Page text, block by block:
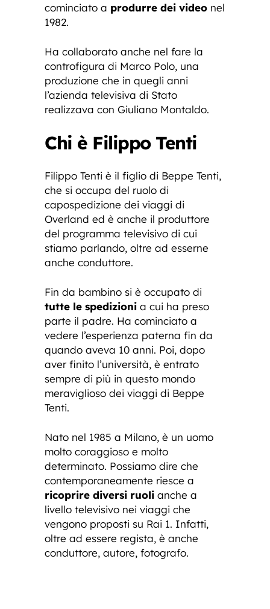
cominciato a produrre dei video nel
1982.
Ha collaborato anche nel fare la
controfigura di Marco Polo, una
produzione che in quegli anni
l’azienda televisiva di Stato
realizzava con Giuliano Montaldo.
Chi è Filippo Tenti
Filippo Tenti è il figlio di Beppe Tenti,
che si occupa del ruolo di
capospedizione dei viaggi di
Overland ed è anche il produttore
del programma televisivo di cui
stiamo parlando, oltre ad esserne
anche conduttore.
Fin da bambino si è occupato di
tutte le spedizioni a cui ha preso
parte il padre. Ha cominciato a
vedere l’esperienza paterna fin da
quando aveva 10 anni. Poi, dopo
aver finito l’università, è entrato
sempre di più in questo mondo
meraviglioso dei viaggi di Beppe
Tenti.
Nato nel 1985 a Milano, è un uomo
molto coraggioso e molto
determinato. Possiamo dire che
contemporaneamente riesce a
ricoprire diversi ruoli anche a
livello televisivo nei viaggi che
vengono proposti su Rai 1. Infatti,
oltre ad essere regista, è anche
conduttore, autore, fotografo.